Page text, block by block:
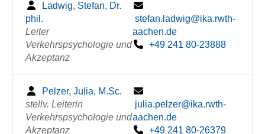
Ladwig, Stefan, Dr.
phil.
Leiter
Verkehrspsychologie und
Akzeptanz
stefan.ladwig@ika.rwth-
aachen.de
+49 241 80-23888
Pelzer, Julia, M.Sc.
stellv. Leiterin
Verkehrspsychologie und
Akzeptanz
julia.pelzer@ika.rwth-
aachen.de
+49 241 80-26379